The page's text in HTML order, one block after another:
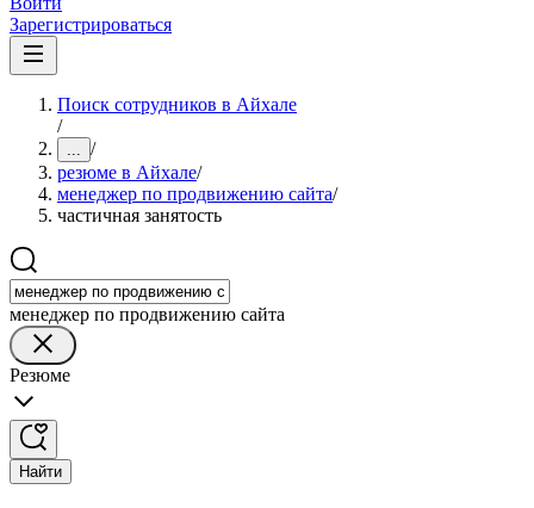
Зарегистрироваться
Поиск сотрудников в Айхале
/
... /
резюме в Айхале/
менеджер по продвижению сайта/
частичная занятость
менеджер по продвижению сайта
Резюме
Найти